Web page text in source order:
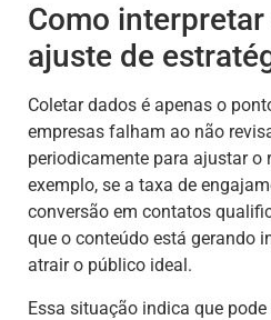
Como
ajuste de
Coletar dados é apenas o
empresas falham ao não
periodicamente para ajustar o
exemplo, se a taxa de
conversão em contatos
que o conteúdo está gerando
atrair o público ideal.
Essa situação indica que